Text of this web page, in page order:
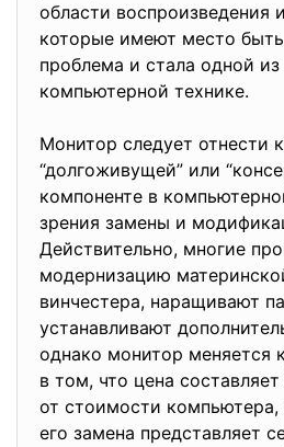
области воспроизведения
которые имеют место
проблема и стала одной
компьютерной технике.
Монитор следует отнести
“долгоживущей” или
компоненте в
зрения замены и
Действительно, многие
модернизацию
винчестера, наращивают
устанавливают
однако монитор меняется
в том, что цена
от стоимости компьютера,
его замена представляет